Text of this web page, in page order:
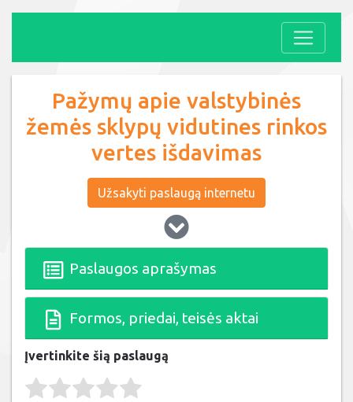
Pažymų apie valstybinės
žemės sklypų vidutines rinkos
vertes išdavimas
Užsakyti paslaugą internetu
Paslaugos aprašymas
Formos, priedai, teisės aktai
Įvertinkite šią paslaugą
Rate this item: